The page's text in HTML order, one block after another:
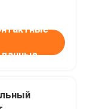
данные